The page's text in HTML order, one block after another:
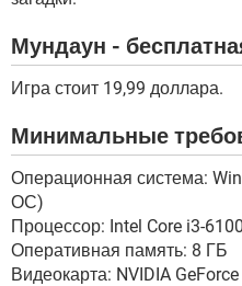
Мундаун -
Игра стоит 19,99 доллара.
Минимальные
Операционная система:
ОС)
Процессор: Intel Core i3-
Оперативная память: 8 ГБ
Видеокарта: NVIDIA